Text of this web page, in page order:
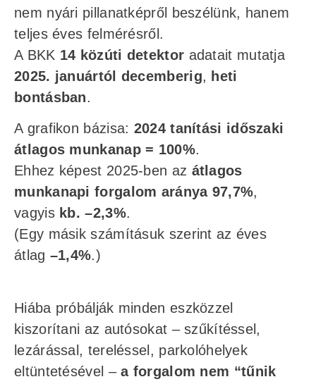
nem nyári pillanatképről beszélünk, hanem
teljes éves felmérésről.
A BKK 14 közúti detektor adatait mutatja
2025. januártól decemberig, heti
bontásban.
A grafikon bázisa: 2024 tanítási időszaki
átlagos munkanap = 100%.
Ehhez képest 2025-ben az átlagos
munkanapi forgalom aránya 97,7%,
vagyis kb. –2,3%.
(Egy másik számításuk szerint az éves
átlag –1,4%.)
Hiába próbálják minden eszközzel
kiszorítani az autósokat – szűkítéssel,
lezárással, tereléssel, parkolóhelyek
eltüntetésével –a forgalom nem “tűnik